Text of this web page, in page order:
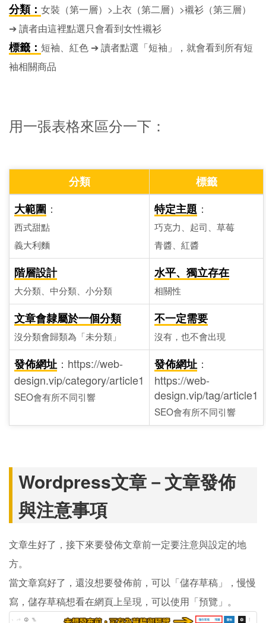
分類： 女裝（第一層）>上衣（第二層）>襯衫（第三層）
➔ 讀者由這裡點選只會看到女性襯衫
標籤： 短袖、紅色 ➔ 讀者點選「短袖」，就會看到所有短
袖相關商品
用一張表格來區分一下：
分類
標籤
大範圍 ：
西式甜點
義大利麵
特定主題 ：
巧克力、起司、草莓
青醬、紅醬
階層設計
大分類、中分類、小分類
水平、獨立存在
相關性
文章會隸屬於一個分類
沒分類會歸類為「未分類」
不一定需要
沒有，也不會出現
發佈網址 ：https://web-
design.vip/category/article1
SEO會有所不同引響
發佈網址 ：
https://web-
design.vip/tag/article1
SEO會有所不同引響
Wordpress文章－文章發佈
與注意事項
文章生好了，接下來要發佈文章前一定要注意與設定的地
方。
當文章寫好了，還沒想要發佈前，可以「儲存草稿」，慢慢
寫，儲存草稿想看在網頁上呈現，可以使用「預覽」。